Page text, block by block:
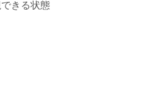
きる状態